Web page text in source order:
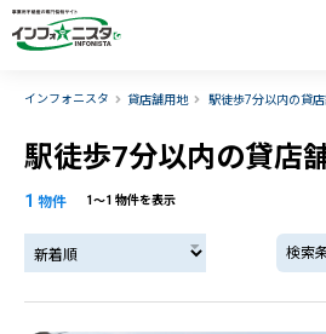
インフォニスタ 貸店舗用地 駅徒歩7分以内の貸
駅徒歩7分以内の貸店
1 物件 1〜1 物件を表示
検索